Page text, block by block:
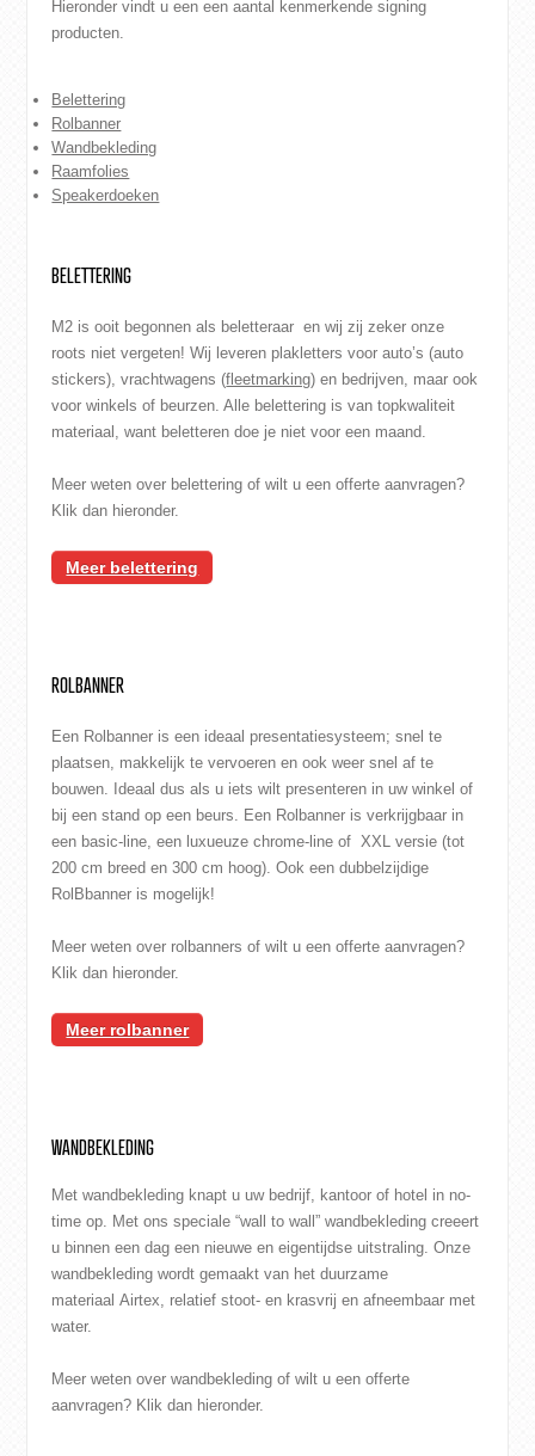
Hieronder vindt u een een aantal kenmerkende signing
producten.
Belettering
Rolbanner
Wandbekleding
Raamfolies
Speakerdoeken
BELETTERING
M2 is ooit begonnen als beletteraar en wij zij zeker onze
roots niet vergeten! Wij leveren plakletters voor auto’s (auto
stickers), vrachtwagens (fleetmarking) en bedrijven, maar ook
voor winkels of beurzen. Alle belettering is van topkwaliteit
materiaal, want beletteren doe je niet voor een maand.
Meer weten over belettering of wilt u een offerte aanvragen?
Klik dan hieronder.
Meer belettering
ROLBANNER
Een Rolbanner is een ideaal presentatiesysteem; snel te
plaatsen, makkelijk te vervoeren en ook weer snel af te
bouwen. Ideaal dus als u iets wilt presenteren in uw winkel of
bij een stand op een beurs. Een Rolbanner is verkrijgbaar in
een basic-line, een luxueuze chrome-line of XXL versie (tot
200 cm breed en 300 cm hoog). Ook een dubbelzijdige
RolBbanner is mogelijk!
Meer weten over rolbanners of wilt u een offerte aanvragen?
Klik dan hieronder.
Meer rolbanner
WANDBEKLEDING
Met wandbekleding knapt u uw bedrijf, kantoor of hotel in no-
time op. Met ons speciale “wall to wall” wandbekleding creeert
u binnen een dag een nieuwe en eigentijdse uitstraling. Onze
wandbekleding wordt gemaakt van het duurzame
materiaal Airtex, relatief stoot- en krasvrij en afneembaar met
water.
Meer weten over wandbekleding of wilt u een offerte
aanvragen? Klik dan hieronder.